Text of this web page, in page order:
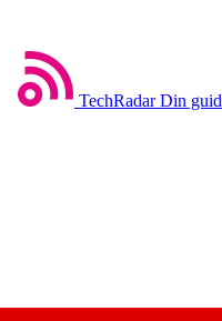
TechRadar Din